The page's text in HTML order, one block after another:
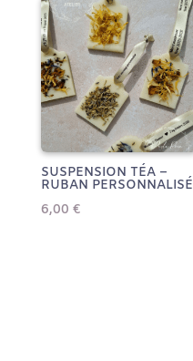
SUSPENSION TÉA –
RUBAN PERSONNALISÉ
6,00 €